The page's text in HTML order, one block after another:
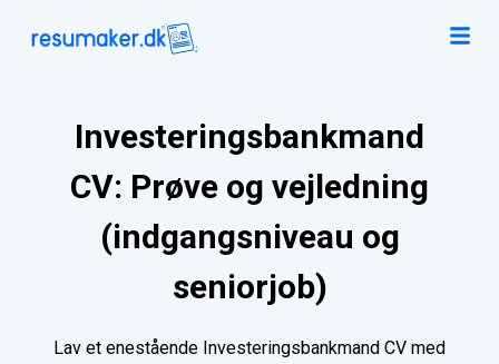
Investeringsbankmand
CV: Prøve og vejledning
(indgangsniveau og
seniorjob)
Lav et enestående Investeringsbankmand CV med